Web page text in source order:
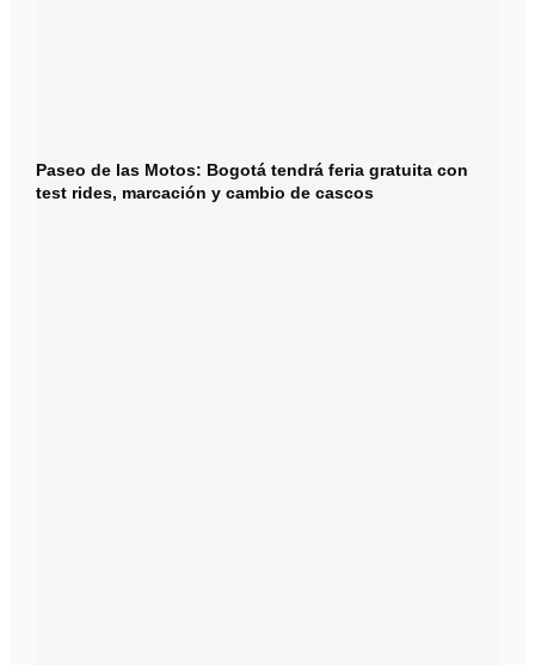
Paseo de las Motos: Bogotá tendrá feria gratuita con
test rides, marcación y cambio de cascos